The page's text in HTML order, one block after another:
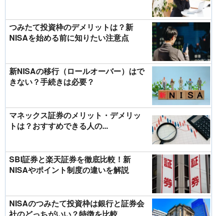
つみたて投資枠のデメリットは？新
NISAを始める前に知りたい注意点
新NISAの移行（ロールオーバー）はで
きない？手続きは必要？
マネックス証券のメリット・デメリッ
トは？おすすめできる人の...
SBI証券と楽天証券を徹底比較！新
NISAやポイント制度の違いを解説
NISAのつみたて投資枠は銀行と証券会